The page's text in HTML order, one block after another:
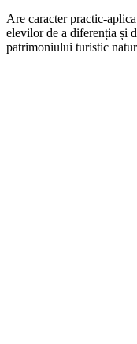
Are caracter practic-
elevilor de a diferenția și
patrimoniului turistic